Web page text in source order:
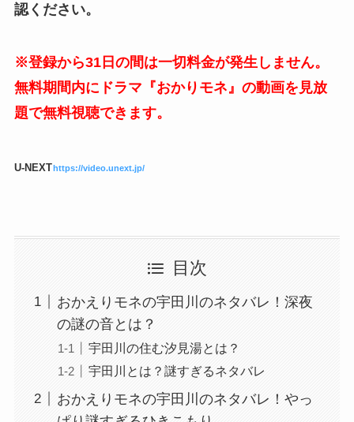
認ください。
※登録から31日の間は一切料金が発生しません。
無料期間内にドラマ『おかりモネ』の動画を見放
題で無料視聴できます。
U-NEXT https://video.unext.jp/
目次
おかえりモネの宇田川のネタバレ！深夜
の謎の音とは？
宇田川の住む汐見湯とは？
宇田川とは？謎すぎるネタバレ
おかえりモネの宇田川のネタバレ！やっ